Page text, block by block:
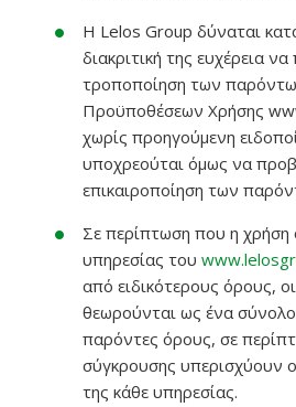
Η Lelos Group δύναται
διακριτική της ευχέρεια
τροποποίηση των
Προϋποθέσεων Χρήσης
χωρίς προηγούμενη
υποχρεούται όμως να
επικαιροποίηση των
Σε περίπτωση που η χρήση
υπηρεσίας του
από ειδικότερους όρους,
θεωρούνται ως ένα
παρόντες όρους, σε
σύγκρουσης υπερισχύουν
της κάθε υπηρεσίας.